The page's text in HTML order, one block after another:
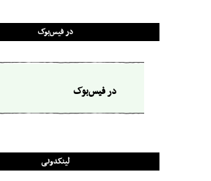
در فیس‌بوک
در فیس‌بوک
لینکدونی